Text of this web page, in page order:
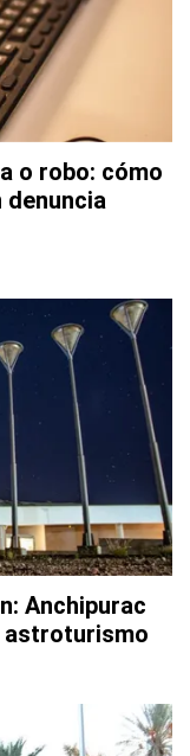
o robo: cómo
denuncia
Anchipurac
astroturismo